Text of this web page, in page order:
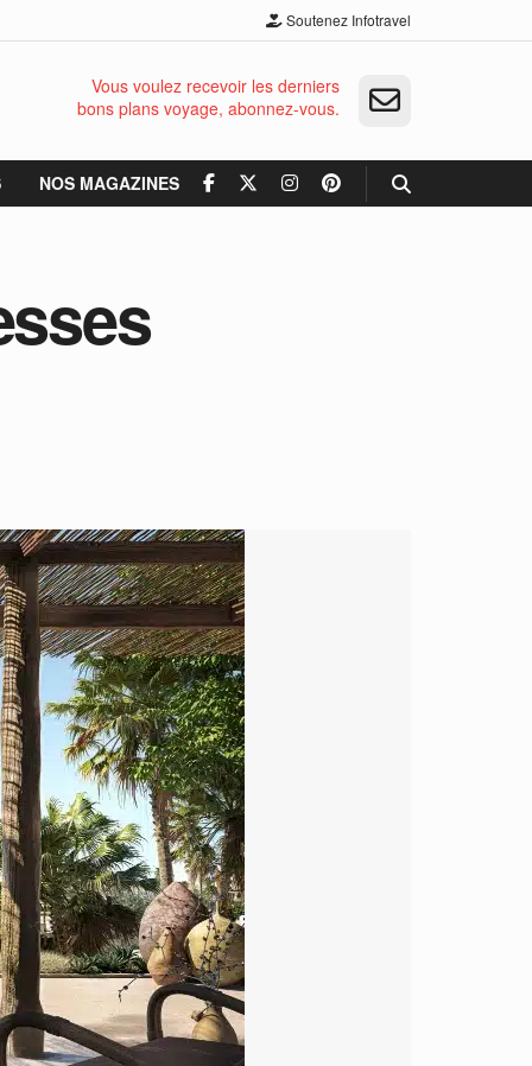
Soutenez Infotravel
Vous voulez recevoir les derniers
bons plans voyage, abonnez-vous.
NOS MAGAZINES